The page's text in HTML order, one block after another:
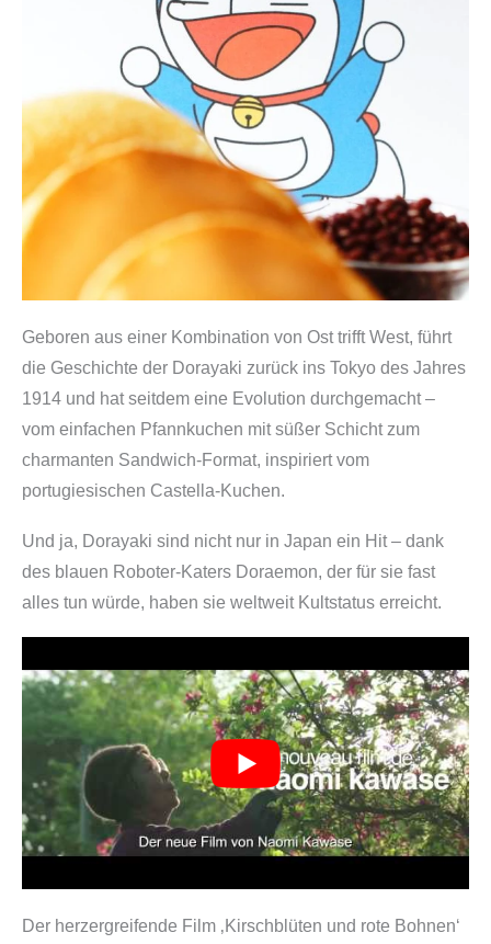
Geboren aus einer Kombination von Ost trifft West, führt
die Geschichte der Dorayaki zurück ins Tokyo des Jahres
1914 und hat seitdem eine Evolution durchgemacht –
vom einfachen Pfannkuchen mit süßer Schicht zum
charmanten Sandwich-Format, inspiriert vom
portugiesischen Castella-Kuchen.
Und ja, Dorayaki sind nicht nur in Japan ein Hit – dank
des blauen Roboter-Katers Doraemon, der für sie fast
alles tun würde, haben sie weltweit Kultstatus erreicht.
Der herzergreifende Film ‚Kirschblüten und rote Bohnen‘